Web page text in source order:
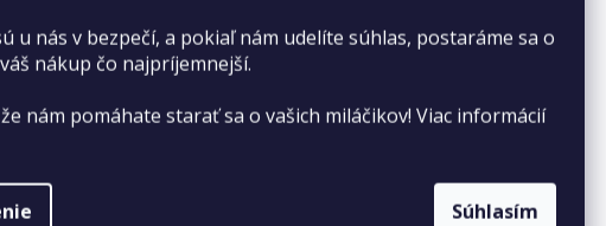
u nás v bezpečí, a pokiaľ nám udelíte súhlas, postaráme sa o
nákup čo najpríjemnejší.
nám pomáhate starať sa o vašich miláčikov! Viac informácií
Súhlasím